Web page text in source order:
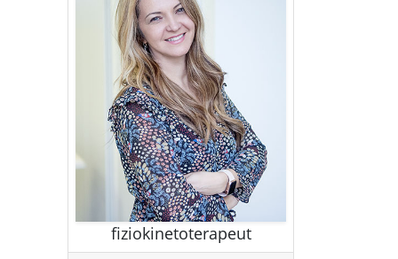
fiziokinetoterapeut